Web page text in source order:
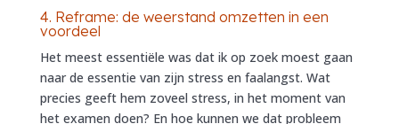
4. Reframe: de weerstand omzetten in een
voordeel
Het meest essentiële was dat ik op zoek moest gaan
naar de essentie van zijn stress en faalangst. Wat
precies geeft hem zoveel stress, in het moment van
het examen doen? En hoe kunnen we dat probleem